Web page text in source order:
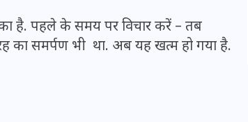
है. पहले के समय पर विचार करें – तब
का समर्पण भी था. अब यह खत्म हो गया है.
30 दिसम्बर 2025